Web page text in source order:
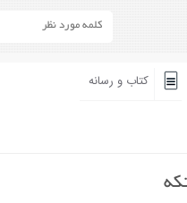
کتاب و رسانه